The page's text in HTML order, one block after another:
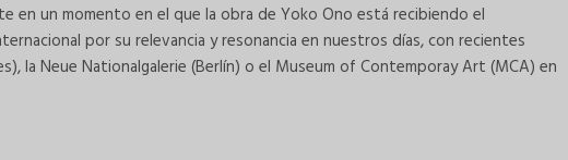
en un momento en el que la obra de Yoko Ono está recibiendo el
por su relevancia y resonancia en nuestros días, con recientes
la Neue Nationalgalerie (Berlín) o el Museum of Contemporay Art (MCA) en